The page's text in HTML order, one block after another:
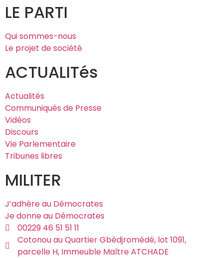
LE PARTI
Qui sommes-nous
Le projet de société
ACTUALITés
Actualités
Communiqués de Presse
Vidéos
Discours
Vie Parlementaire
Tribunes libres
MILITER
J’adhère au Démocrates
Je donne au Démocrates
00229 46 51 51 11
Cotonou au Quartier Gbèdjromédé, lot 1091,
parcelle H, Immeuble Maître ATCHADE